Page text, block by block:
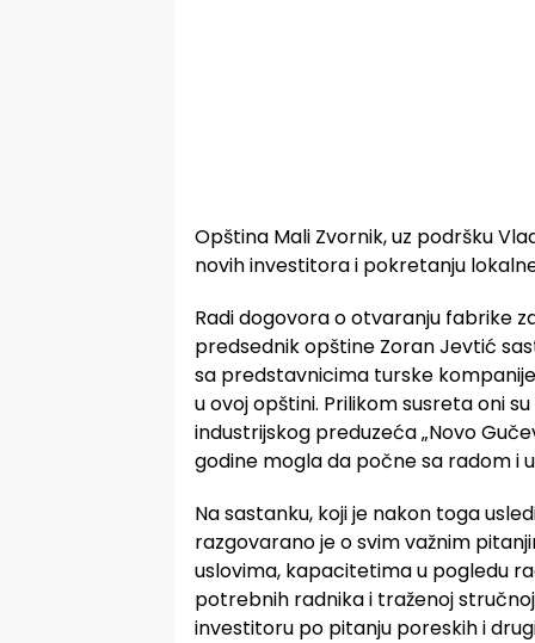
Opština Mali Zvornik, uz podršku
novih investitora i pokretanju
Radi dogovora o otvaranju fabrike
predsednik opštine Zoran Jevtić
sa predstavnicima turske
u ovoj opštini. Prilikom susreta oni
industrijskog preduzeća „Novo
godine mogla da počne sa radom i
Na sastanku, koji je nakon toga
razgovarano je o svim važnim
uslovima, kapacitetima u pogledu
potrebnih radnika i traženoj
investitoru po pitanju poreskih i